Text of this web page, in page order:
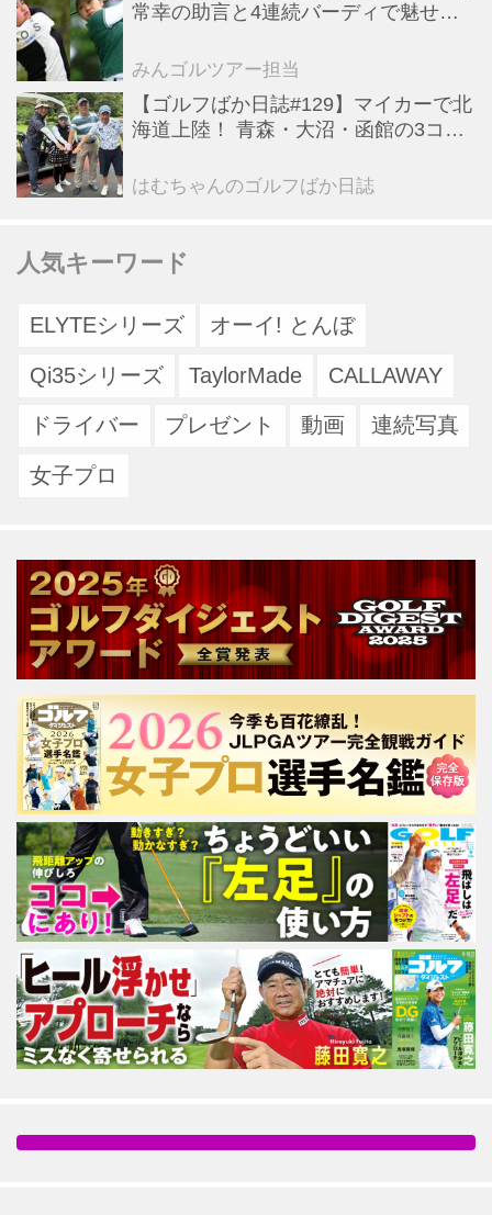
常幸の助言と4連続バーディで魅せた
みんゴルツアー担当
【ゴルフばか日誌#129】マイカーで北
海道上陸！ 青森・大沼・函館の3コー
はむちゃんのゴルフばか日誌
人気キーワード
ELYTEシリーズ オーイ! とんぼ
Qi35シリーズ TaylorMade CALLAWAY
ドライバー プレゼント 動画 連続写真
女子プロ